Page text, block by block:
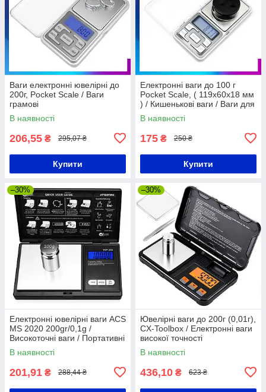
Ваги електронні ювелірні до
200г, Pocket Scale / Ваги
грамові
В наявності
206,55 ₴ 295,07 ₴
Купити
Електронні ваги до 100 г
Pocket Scale, ( 119х60х18 мм
) / Кишенькові ваги / Ваги для
ювелірів
В наявності
175 ₴ 250 ₴
Купити
–30%
Електронні ювелірні ваги ACS
MS 2020 200gr/0,1g /
Високоточні ваги / Портативні
ваги
В наявності
201,91 ₴ 288,44 ₴
–30%
Ювелірні ваги до 200г (0,01г),
CX-Toolbox / Електронні ваги
високої точності
В наявності
436,10 ₴ 623 ₴